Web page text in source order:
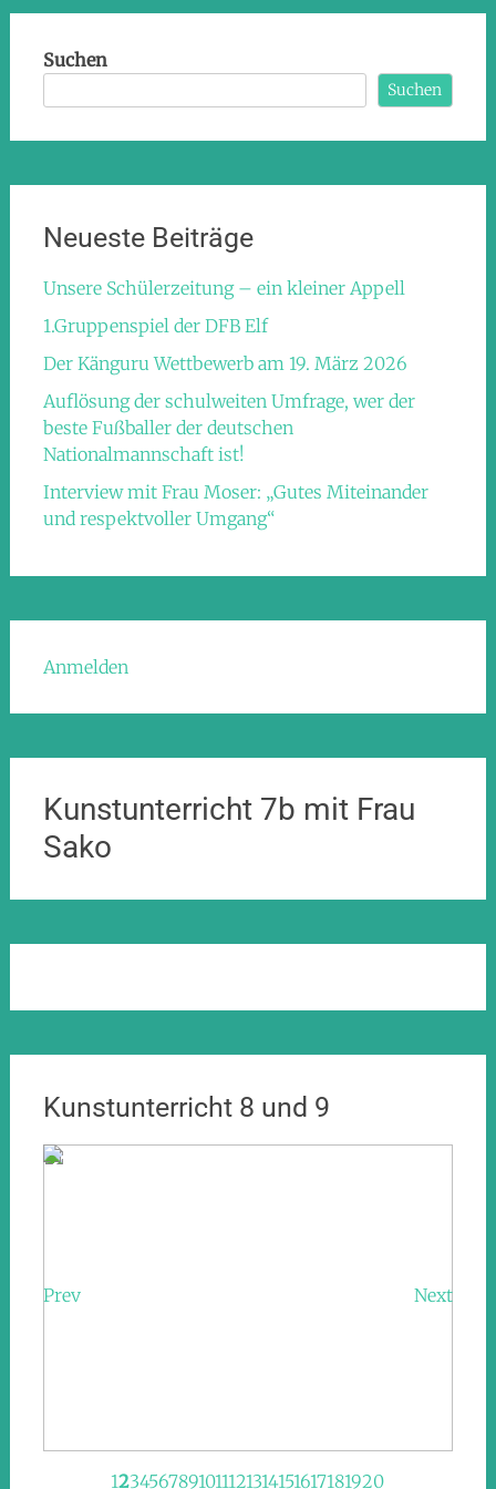
Suchen
Suchen
Neueste Beiträge
Unsere Schülerzeitung – ein kleiner Appell
1.Gruppenspiel der DFB Elf
Der Känguru Wettbewerb am 19. März 2026
Auflösung der schulweiten Umfrage, wer der
beste Fußballer der deutschen
Nationalmannschaft ist!
Interview mit Frau Moser: „Gutes Miteinander
und respektvoller Umgang“
Anmelden
Kunstunterricht 7b mit Frau
Sako
Kunstunterricht 8 und 9
Prev Next
1234567891011121314151617181920